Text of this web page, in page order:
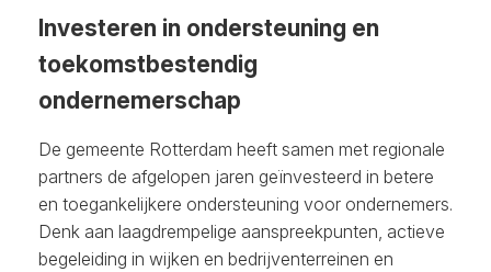
Investeren in ondersteuning en
toekomstbestendig
ondernemerschap
De gemeente Rotterdam heeft samen met regionale
partners de afgelopen jaren geïnvesteerd in betere
en toegankelijkere ondersteuning voor ondernemers.
Denk aan laagdrempelige aanspreekpunten, actieve
begeleiding in wijken en bedrijventerreinen en